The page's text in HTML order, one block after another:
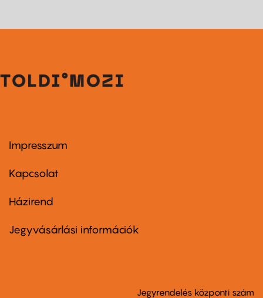
Footer
first
Impresszum
Kapcsolat
Footer
second
Házirend
Jegyvásárlási információk
Jegyrendelés központi szám